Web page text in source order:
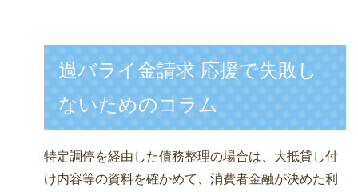
過バライ金請求 応援で失敗し
ないためのコラム
特定調停を経由した債務整理の場合は、大抵貸し付
け内容等の資料を確かめて、消費者金融が決めた利